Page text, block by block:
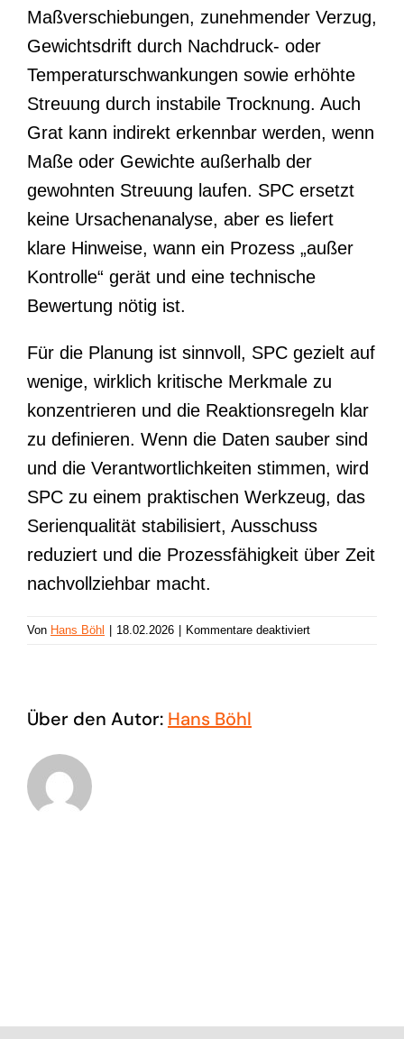
Maßverschiebungen, zunehmender Verzug,
Gewichtsdrift durch Nachdruck- oder
Temperaturschwankungen sowie erhöhte
Streuung durch instabile Trocknung. Auch
Grat kann indirekt erkennbar werden, wenn
Maße oder Gewichte außerhalb der
gewohnten Streuung laufen. SPC ersetzt
keine Ursachenanalyse, aber es liefert
klare Hinweise, wann ein Prozess „außer
Kontrolle“ gerät und eine technische
Bewertung nötig ist.
Für die Planung ist sinnvoll, SPC gezielt auf
wenige, wirklich kritische Merkmale zu
konzentrieren und die Reaktionsregeln klar
zu definieren. Wenn die Daten sauber sind
und die Verantwortlichkeiten stimmen, wird
SPC zu einem praktischen Werkzeug, das
Serienqualität stabilisiert, Ausschuss
reduziert und die Prozessfähigkeit über Zeit
nachvollziehbar macht.
Von Hans Böhl 18.02.2026 Kommentare deaktiviertfür
Über den Autor: Hans Böhl